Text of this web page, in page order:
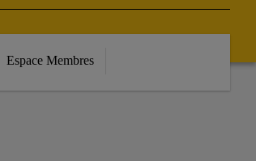
Espace Membres